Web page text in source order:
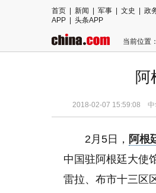
首页 新闻 军事 文史 政
APP
头条APP
当前位置：
阿
2018-02-07 15:59:08
2月5日， 阿根
中国驻阿根廷大使
雷拉、布市十三区